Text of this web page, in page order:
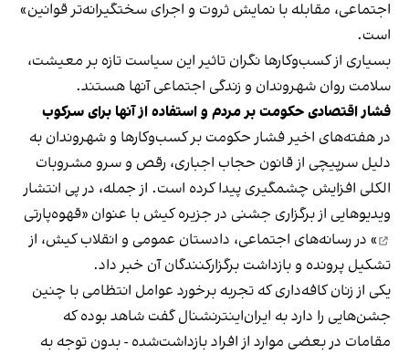
اجتماعی، مقابله با نمایش ثروت و اجرای سختگیرانه‌تر قوانین»
است.
بسیاری از کسب‌وکارها نگران تاثیر این سیاست‌ تازه بر معیشت،
سلامت روان شهروندان و زندگی اجتماعی آنها هستند.
فشار اقتصادی حکومت بر مردم و استفاده از آنها برای سرکوب
در هفته‌های اخیر فشار حکومت بر کسب‌وکارها و شهروندان به
دلیل سرپیچی از قانون حجاب اجباری، رقص و سرو مشروبات
الکلی افزایش چشمگیری پیدا کرده است. از جمله، در پی انتشار
ویدیوهایی از برگزاری جشنی در جزیره کیش با عنوان «قهوه‌پارتی
» در رسانه‌های اجتماعی، دادستان عمومی و انقلاب کیش، از
تشکیل پرونده و بازداشت برگزارکنندگان آن خبر داد.
یکی از زنان کافه‌داری که تجربه برخورد عوامل انتظامی با چنین
جشن‌هایی را دارد به ایران‌اینترنشنال گفت شاهد بوده که
مقامات در بعضی موارد از افراد بازداشت‌‌شده - بدون توجه به